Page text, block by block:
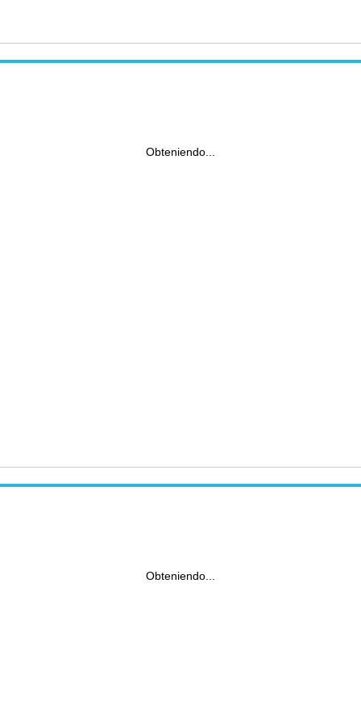
Obteniendo...
Obteniendo...